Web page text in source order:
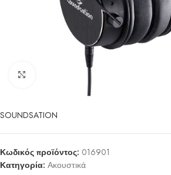
Click to enlarge
SOUNDSATION
Κωδικός προϊόντος: 016901
Κατηγορία: Ακουστικά